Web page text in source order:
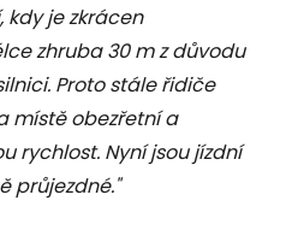
kdy je zkrácen
zhruba 30 m z důvodu
Proto stále řidiče
místě obezřetní a
rychlost. Nyní jsou jízdní
průjezdné."